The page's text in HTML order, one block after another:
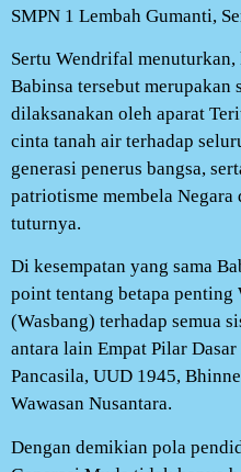
SMPN 1 Lembah Gumanti,
Sertu Wendrifal
Babinsa tersebut merupakan
dilaksanakan oleh aparat
cinta tanah air terhadap
generasi penerus bangsa,
patriotisme membela Negara
tuturnya.
Di kesempatan yang sama
point tentang betapa penting
(Wasbang) terhadap semua
antara lain Empat Pilar
Pancasila, UUD 1945,
Wawasan Nusantara.
Dengan demikian pola